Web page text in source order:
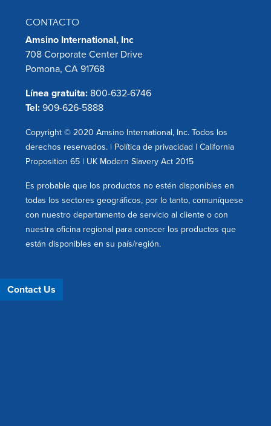
CONTACTO
Amsino International, Inc
708 Corporate Center Drive
Pomona, CA 91768
Línea gratuita: 800-632-6746
Tel: 909-626-5888
Copyright © 2020 Amsino International, Inc. Todos los
derechos reservados. | Política de privacidad | California
Proposition 65 | UK Modern Slavery Act 2015
Es probable que los productos no estén disponibles en
todas los sectores geográficos, por lo tanto, comuníquese
con nuestro departamento de servicio al cliente o con
nuestra oficina regional para conocer los productos que
están disponibles en su país/región.
Contact Us